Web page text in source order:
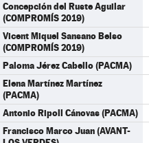
Concepción del Ruste Aguilar
(COMPROMÍS 2019)
Vicent Miquel Sansano Belso
(COMPROMÍS 2019)
Paloma Jérez Cabello (PACMA)
Elena Martínez Martínez
(PACMA)
Antonio Ripoll Cánovas (PACMA)
Francisco Marco Juan (AVANT-